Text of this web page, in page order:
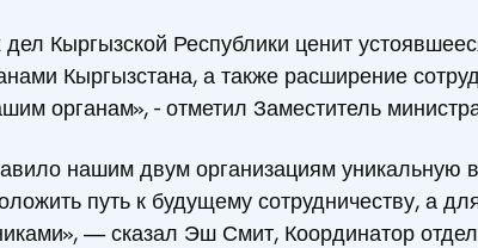
дел Кыргызской Республики ценит
Кыргызстана, а также расширение
органам», - отметил Заместитель
нашим двум организациям уникальную
путь к будущему сотрудничеству, а
— сказал Эш Смит, Координатор